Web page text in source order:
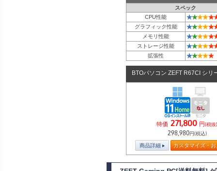
スペック
CPU性能
★★★★★
グラフィック性能 ★★★★★
メモリ性能 ★★★★★
ストレージ性能 ★★★★★
拡張性 ★★★★★
BTOパソコン ZEFT R67CI シリ
特価 271,800 円(税抜
298,980円(税込)
商品詳細 カスタマイズ・